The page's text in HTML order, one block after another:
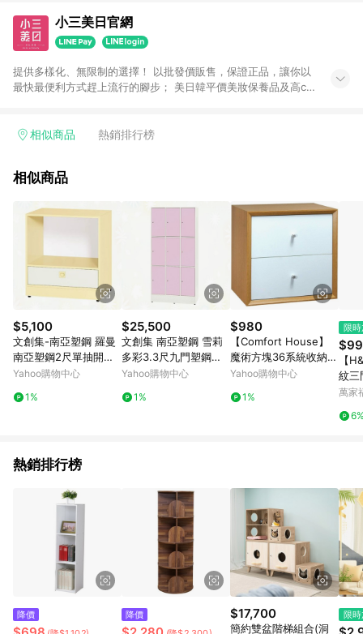
小三美日官網
提供多樣化、無限制的選擇！ 以批發價販售，保證正品，讓你以
最快最便利方式趕上流行的腳步； 美日韓平價美妝保養品及高cp
天前後發送 3.使用小三美日APP下單，將無法獲得點數回饋 4.
皆不計入點數回饋，依扣除前述所有折讓金額，得最終之金額贈
(折價券或全館滿額折)及50元美幣，實際回饋金額需扣除所有折
讓金額，得最終金額400元贈點。 例2：訂單總金額為500元，未
達免運門檻運費60元，使用60元折扣(折價券或全館滿額折)及60
元美幣，實際回饋金額需扣除運費及所有折讓金額，得最終金額
320元贈點。 例3：訂單總金額為199元，使用免運券折抵60元運
費，因未達原設定之免運門檻，故運費仍視為折讓金額，實際回
饋金額須扣除60元運費，得最終金額139元贈點。
相似商品 熱銷排行榜
相似商品
$5,100
文創集-南亞塑鋼 羅曼
南亞塑鋼2尺單抽開放
收納櫃-61.4x45x69c
Yahoo購物中心
1%
$25,500
文創集 南亞塑鋼 雪莉
多彩3.3尺九門塑鋼高
保管櫃/收納櫃(六色可
免組
Yahoo購物中心
1%
$980
【Comfort House】
魔術方塊36系統收納
櫃/二抽櫃-原木色
Yahoo購物中心
1%
限
【
紋三
萬家
熱銷排行榜
降價 降價 $17,700
簡約雙盆階梯組合(洞
限